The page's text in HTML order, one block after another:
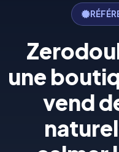
une
vend